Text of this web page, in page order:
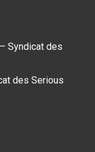
Syndicat des
des Serious